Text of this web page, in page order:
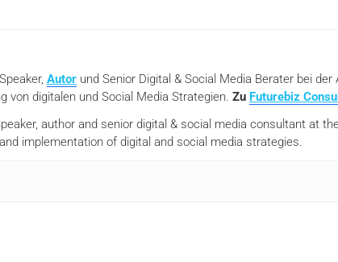
Autor und Senior Digital & Social Media Berater bei der
von digitalen und Social Media Strategien. Zu Futurebiz
author and senior digital & social media consultant at
implementation of digital and social media strategies.